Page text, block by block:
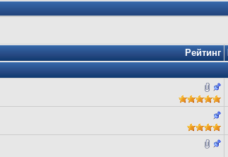
Рейтинг